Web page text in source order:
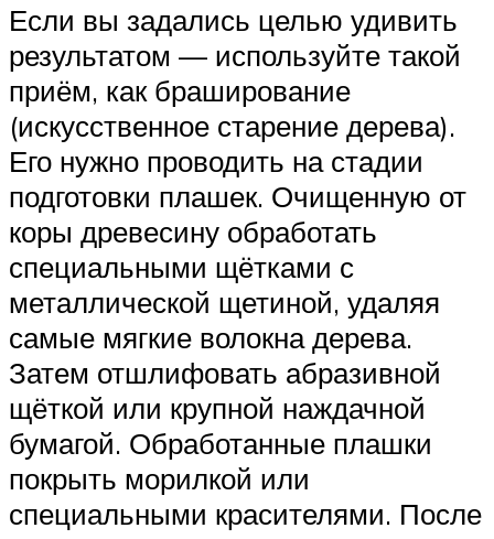
Если вы задались целью удивить
результатом — используйте такой
приём, как браширование
(искусственное старение дерева).
Его нужно проводить на стадии
подготовки плашек. Очищенную от
коры древесину обработать
специальными щётками с
металлической щетиной, удаляя
самые мягкие волокна дерева.
Затем отшлифовать абразивной
щёткой или крупной наждачной
бумагой. Обработанные плашки
покрыть морилкой или
специальными красителями. После